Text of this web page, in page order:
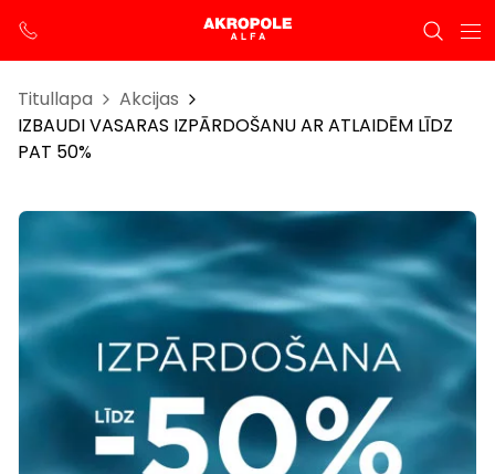
Titullapa
Akcijas
IZBAUDI VASARAS IZPĀRDOŠANU AR ATLAIDĒM LĪDZ
PAT 50%